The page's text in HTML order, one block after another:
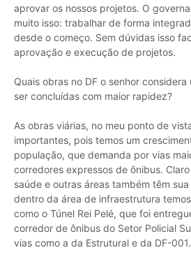
aprovar os nossos projetos. O
muito isso: trabalhar de forma
desde o começo. Sem dúvidas isso
aprovação e execução de projetos.
Quais obras no DF o senhor
ser concluídas com maior rapidez?
As obras viárias, no meu ponto de
importantes, pois temos um
população, que demanda por vias
corredores expressos de ônibus.
saúde e outras áreas também têm
dentro da área de infraestrutura
como o Túnel Rei Pelé, que foi
corredor de ônibus do Setor Policial
vias como a da Estrutural e da DF-001.